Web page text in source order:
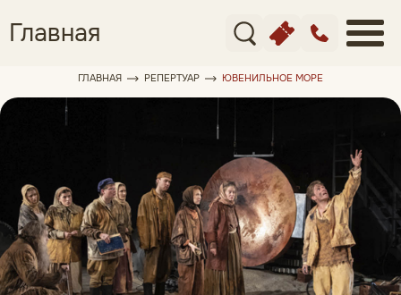
Главная
ГЛАВНАЯ РЕПЕРТУАР ЮВЕНИЛЬНОЕ МОРЕ